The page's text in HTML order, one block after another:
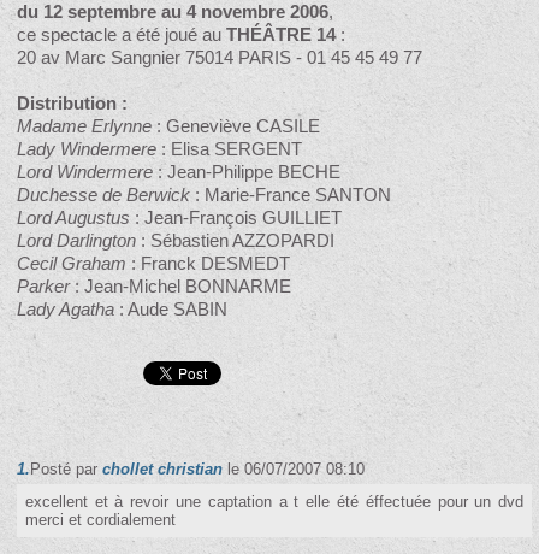
du 12 septembre au 4 novembre 2006,
ce spectacle a été joué au THÉÂTRE 14:
20 av Marc Sangnier 75014 PARIS - 01 45 45 49 77
Distribution :
Madame Erlynne : Geneviève CASILE
Lady Windermere : Elisa SERGENT
Lord Windermere : Jean-Philippe BECHE
Duchesse de Berwick : Marie-France SANTON
Lord Augustus : Jean-François GUILLIET
Lord Darlington : Sébastien AZZOPARDI
Cecil Graham : Franck DESMEDT
Parker: Jean-Michel BONNARME
Lady Agatha : Aude SABIN
1.Posté par chollet christian le 06/07/2007 08:10
excellent et à revoir une captation a t elle été éffectuée pour un dvd
merci et cordialement